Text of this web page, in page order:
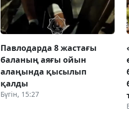
Павлодарда 8 жастағы
баланың аяғы ойын
алаңында қысылып
қалды
Бүгін, 15:27